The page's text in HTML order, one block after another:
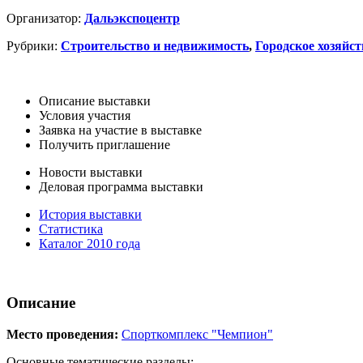
Организатор: Дальэкспоцентр
Рубрики: Строительство и недвижимость, Городское
Описание выставки
Условия участия
Заявка на участие в выставке
Получить приглашение
Новости выставки
Деловая программа выставки
История выставки
Статистика
Каталог 2010 года
Описание
Место проведения: Спорткомплекс "Чемпион"